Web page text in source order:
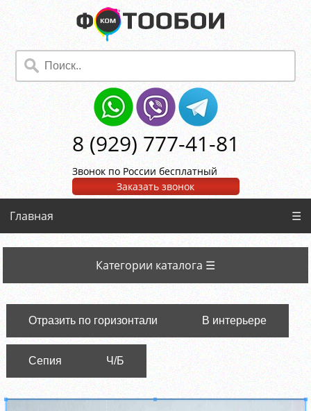
8 (929) 777-41-81
Звонок по России бесплатный
Заказать звонок
Главная ☰
Категории каталога ☰
Отразить по горизонтали В интерьере
Сепия Ч/Б